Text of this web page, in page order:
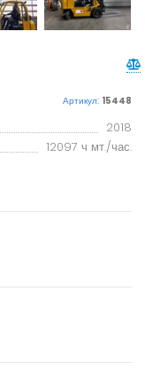
Артикул: 15448
2018
12097 ч мт./час.